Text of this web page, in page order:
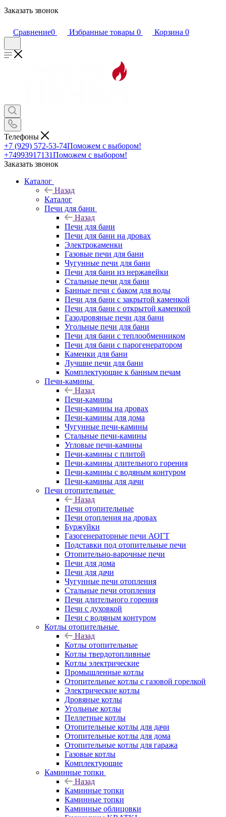
Заказать звонок
Сравнение0 Избранные товары 0 Корзина 0
Телефоны
+7 (929) 572-53-74Поможем с выбором!
+74993917131Поможем с выбором!
Заказать звонок
Каталог
Назад
Каталог
Печи для бани
Назад
Печи для бани
Печи для бани на дровах
Электрокаменки
Газовые печи для бани
Чугунные печи для бани
Печи для бани из нержавейки
Стальные печи для бани
Банные печи с баком для воды
Печи для бани с закрытой каменкой
Печи для бани с открытой каменкой
Газодровяные печи для бани
Угольные печи для бани
Печи для бани с теплообменником
Печи для бани с парогенератором
Каменки для бани
Лучшие печи для бани
Комплектующие к банным печам
Печи-камины
Назад
Печи-камины
Печи-камины на дровах
Печи-камины для дома
Чугунные печи-камины
Стальные печи-камины
Угловые печи-камины
Печи-камины с плитой
Печи-камины длительного горения
Печи-камины с водяным контуром
Печи-камины для дачи
Печи отопительные
Назад
Печи отопительные
Печи отопления на дровах
Буржуйки
Газогенераторные печи АОГТ
Подставки под отопительные печи
Отопительно-варочные печи
Печи для дома
Печи для дачи
Чугунные печи отопления
Стальные печи отопления
Печи длительного горения
Печи с духовкой
Печи с водяным контуром
Котлы отопительные
Назад
Котлы отопительные
Котлы твердотопливные
Котлы электрические
Промышленные котлы
Отопительные котлы с газовой горелкой
Электрические котлы
Дровяные котлы
Угольные котлы
Пеллетные котлы
Отопительные котлы для дачи
Отопительные котлы для дома
Отопительные котлы для гаража
Газовые котлы
Комплектующие
Каминные топки
Назад
Каминные топки
Каминные топки
Каминные облицовки